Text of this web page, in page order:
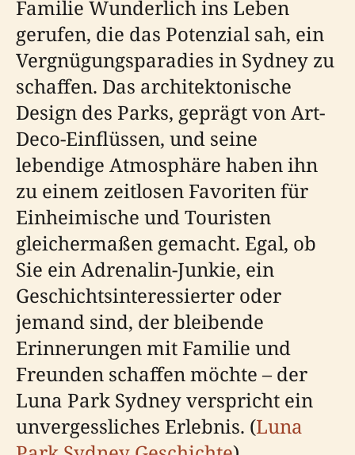
Familie Wunderlich ins Leben
gerufen, die das Potenzial sah, ein
Vergnügungsparadies in Sydney zu
schaffen. Das architektonische
Design des Parks, geprägt von Art-
Deco-Einflüssen, und seine
lebendige Atmosphäre haben ihn
zu einem zeitlosen Favoriten für
Einheimische und Touristen
gleichermaßen gemacht. Egal, ob
Sie ein Adrenalin-Junkie, ein
Geschichtsinteressierter oder
jemand sind, der bleibende
Erinnerungen mit Familie und
Freunden schaffen möchte – der
Luna Park Sydney verspricht ein
unvergessliches Erlebnis. (Luna